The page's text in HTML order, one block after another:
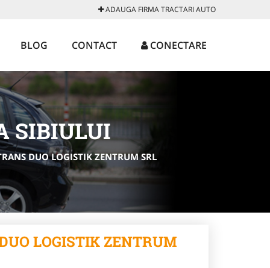
ADAUGA FIRMA TRACTARI AUTO
BLOG CONTACT CONECTARE
SIBIULUI
DUO LOGISTIK ZENTRUM SRL
LOGISTIK ZENTRUM